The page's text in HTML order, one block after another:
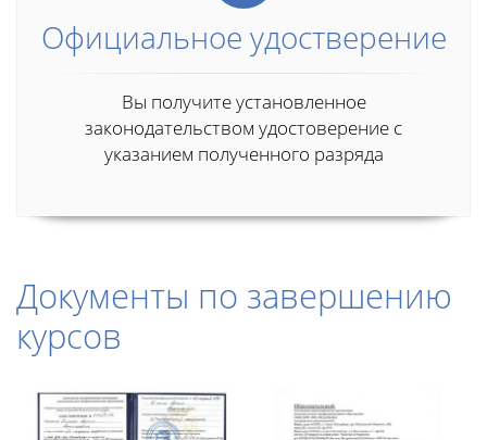
Официальное удостверение
Вы получите установленное
законодательством удостоверение с
указанием полученного разряда
Документы по завершению
курсов